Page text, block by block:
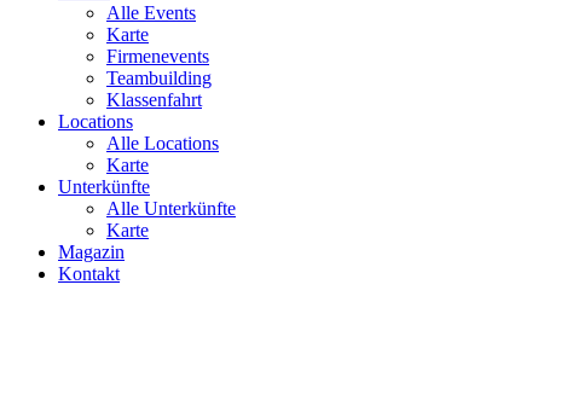
Alle Events
Karte
Firmenevents
Teambuilding
Klassenfahrt
Locations
Alle Locations
Karte
Unterkünfte
Alle Unterkünfte
Karte
Magazin
Kontakt